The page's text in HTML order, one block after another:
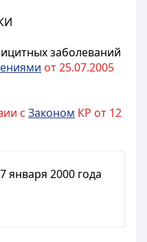
заболеваний
от 25.07.2005
с Законом КР от 12
января 2000 года